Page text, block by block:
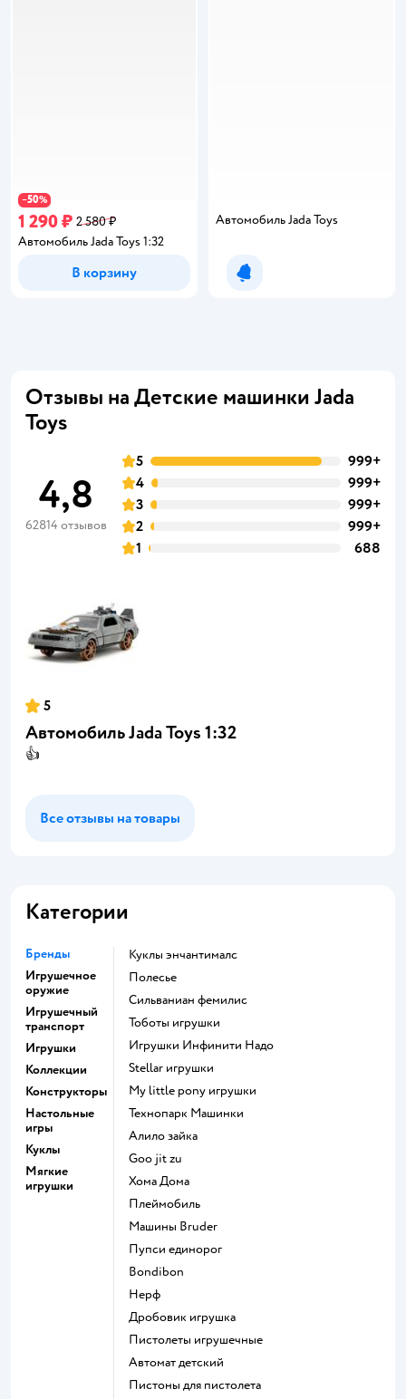
−50%
1 290 ₽ 2 580 ₽
Автомобиль Jada Toys 1:32
В корзину
Автомобиль Jada Toys
Уведомить о появлении
Отзывы на Детские машинки Jada
Toys
4,8
62814 отзывов
5
999+
4
999+
3
999+
2
999+
1
688
5
Автомобиль Jada Toys 1:32
👍
Все отзывы на товары
Категории
Бренды
Игрушечное
оружие
Игрушечный
транспорт
Игрушки
Коллекции
Конструкторы
Настольные
игры
Куклы
Мягкие
игрушки
Куклы энчантималс
Полесье
Сильваниан фемилис
Тоботы игрушки
Игрушки Инфинити Надо
Stellar игрушки
my little pony игрушки
Технопарк Машинки
Алило зайка
Goo jit zu
Хома Дома
Плеймобиль
Машины Bruder
Пупси единорог
Bondibon
Нерф
Дробовик игрушка
Пистолеты игрушечные
Автомат детский
Пистоны для пистолета